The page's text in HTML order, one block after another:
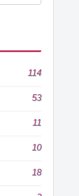
114
53
11
10
18